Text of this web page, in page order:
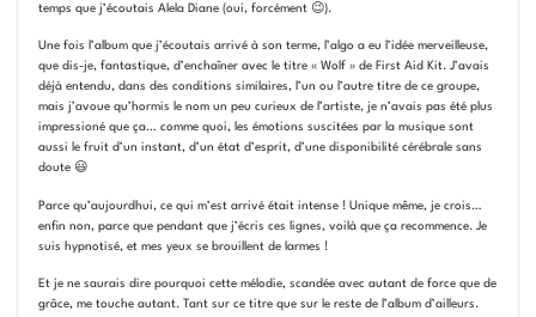
temps que j’écoutais Alela Diane (oui, forcément 😉).
Une fois l’album que j’écoutais arrivé à son terme, l’algo a eu l’idée merveilleuse,
que dis-je, fantastique, d’enchaîner avec le titre « Wolf » de First Aid Kit. J’avais
déjà entendu, dans des conditions similaires, l’un ou l’autre titre de ce groupe,
mais j’avoue qu’hormis le nom un peu curieux de l’artiste, je n’avais pas été plus
impressioné que ça… comme quoi, les émotions suscitées par la musique sont
aussi le fruit d’un instant, d’un état d’esprit, d’une disponibilité cérébrale sans
doute 😃
Parce qu’aujourdhui, ce qui m’est arrivé était intense ! Unique même, je crois…
enfin non, parce que pendant que j’écris ces lignes, voilà que ça recommence. Je
suis hypnotisé, et mes yeux se brouillent de larmes !
Et je ne saurais dire pourquoi cette mélodie, scandée avec autant de force que de
grâce, me touche autant. Tant sur ce titre que sur le reste de l’album d’ailleurs.